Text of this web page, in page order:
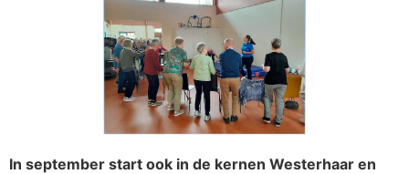
In september start ook in de kernen Westerhaar en